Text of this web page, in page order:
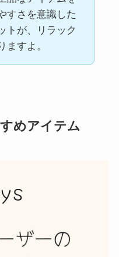
すさを意識した
トが、リラック
ますよ。
めアイテム